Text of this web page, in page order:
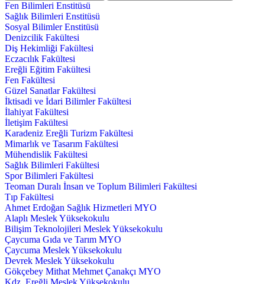
Fen Bilimleri Enstitüsü
Sağlık Bilimleri Enstitüsü
Sosyal Bilimler Enstitüsü
Denizcilik Fakültesi
Diş Hekimliği Fakültesi
Eczacılık Fakültesi
Ereğli Eğitim Fakültesi
Fen Fakültesi
Güzel Sanatlar Fakültesi
İktisadi ve İdari Bilimler Fakültesi
İlahiyat Fakültesi
İletişim Fakültesi
Karadeniz Ereğli Turizm Fakültesi
Mimarlık ve Tasarım Fakültesi
Mühendislik Fakültesi
Sağlık Bilimleri Fakültesi
Spor Bilimleri Fakültesi
Teoman Duralı İnsan ve Toplum Bilimleri Fakültesi
Tıp Fakültesi
Ahmet Erdoğan Sağlık Hizmetleri MYO
Alaplı Meslek Yüksekokulu
Bilişim Teknolojileri Meslek Yüksekokulu
Çaycuma Gıda ve Tarım MYO
Çaycuma Meslek Yüksekokulu
Devrek Meslek Yüksekokulu
Gökçebey Mithat Mehmet Çanakçı MYO